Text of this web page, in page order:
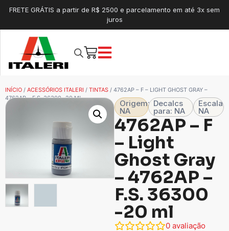
FRETE GRÁTIS a partir de R$ 2500 e parcelamento em até 3x sem
juros
INÍCIO / ACESSÓRIOS ITALERI / TINTAS / 4762AP – F – LIGHT GHOST GRAY –
4762AP – F.S. 36300 -20 ML
Origem:
NA
Decalcs
para: NA
Escala
NA
4762AP – F
– Light
Ghost Gray
– 4762AP –
F.S. 36300
-20 ml
0 avaliação